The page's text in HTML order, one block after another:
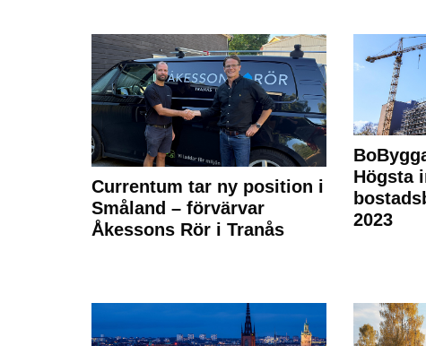
Currentum tar ny position i
Småland – förvärvar
Åkessons Rör i Tranås
Högsta
2023